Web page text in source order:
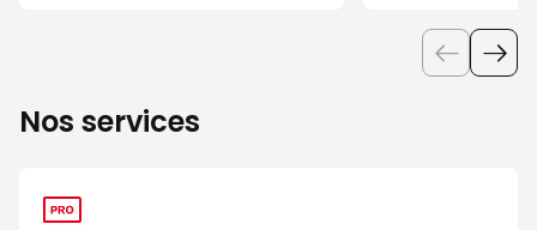
Nos services